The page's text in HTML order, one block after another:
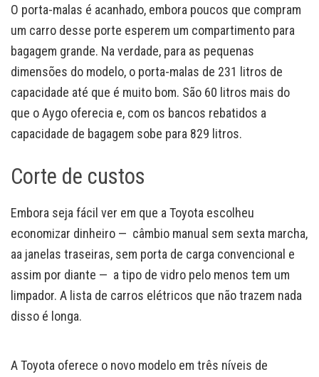
O porta-malas é acanhado, embora poucos que compram
um carro desse porte esperem um compartimento para
bagagem grande. Na verdade, para as pequenas
dimensões do modelo, o porta-malas de 231 litros de
capacidade até que é muito bom. São 60 litros mais do
que o Aygo oferecia e, com os bancos rebatidos a
capacidade de bagagem sobe para 829 litros.
Corte de custos
Embora seja fácil ver em que a Toyota escolheu
economizar dinheiro — câmbio manual sem sexta marcha,
aa janelas traseiras, sem porta de carga convencional e
assim por diante — a tipo de vidro pelo menos tem um
limpador. A lista de carros elétricos que não trazem nada
disso é longa.
A Toyota oferece o novo modelo em três níveis de